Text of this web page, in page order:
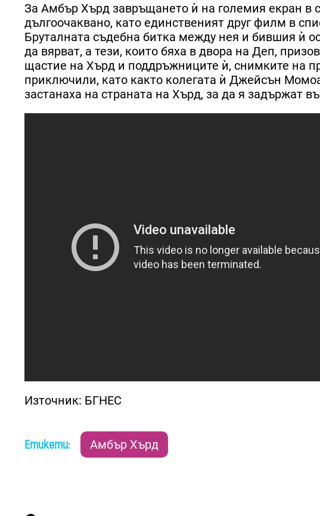
За Амбър Хърд завръщането ѝ на големия екран в
дългоочаквано, като единственият друг филм в
Бруталната съдебна битка между нея и бившия ѝ
да вярват, а тези, които бяха в двора на Деп,
щастие на Хърд и поддръжниците ѝ, снимките на
приключили, като както колегата ѝ Джейсън
застанаха на страната на Хърд, за да я задържат
Източник: БГНЕС
Етикети: Амбър Хърд